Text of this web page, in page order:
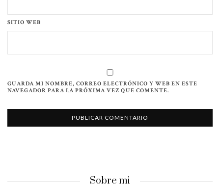
SITIO WEB
GUARDA MI NOMBRE, CORREO ELECTRÓNICO Y WEB EN ESTE
NAVEGADOR PARA LA PRÓXIMA VEZ QUE COMENTE.
Sobre mi